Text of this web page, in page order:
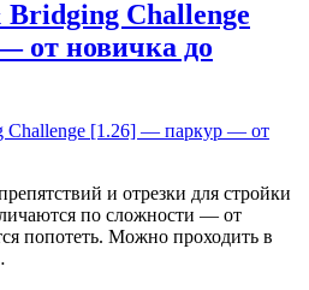
Challenge
от новичка до
и отрезки для стройки
по сложности — от
попотеть. Можно проходить в